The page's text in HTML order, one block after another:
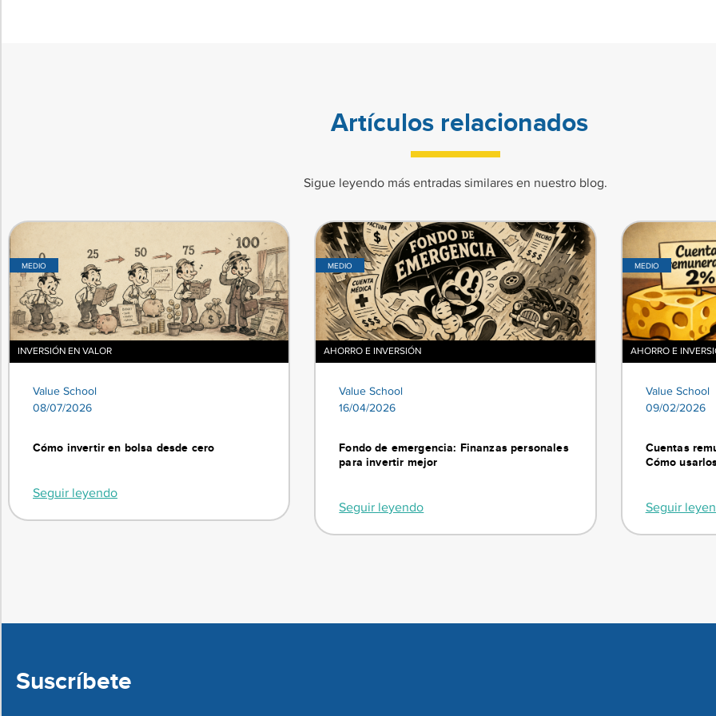
Artículos relacionados
Sigue leyendo más entradas similares en nuestro blog.
MEDIO
INVERSIÓN EN VALOR
Value School
08/07/2026
Cómo invertir en bolsa desde cero
Seguir leyendo
MEDIO
AHORRO E INVERSIÓN
Value School
16/04/2026
Fondo de emergencia: Finanzas personales
para invertir mejor
Seguir leyendo
MEDIO
AHORRO E
Value School
09/02/2026
Cuentas
Cómo
Seguir
Suscríbete